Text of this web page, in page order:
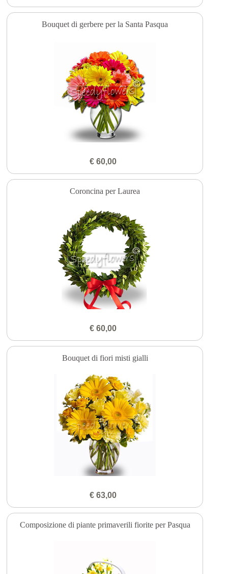
Bouquet di gerbere per la Santa Pasqua
€ 60,00
Coroncina per Laurea
€ 60,00
Bouquet di fiori misti gialli
€ 63,00
Composizione di piante primaverili fiorite per Pasqua